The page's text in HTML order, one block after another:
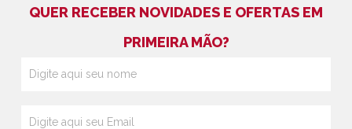
QUER RECEBER NOVIDADES E OFERTAS EM
PRIMEIRA MÃO?